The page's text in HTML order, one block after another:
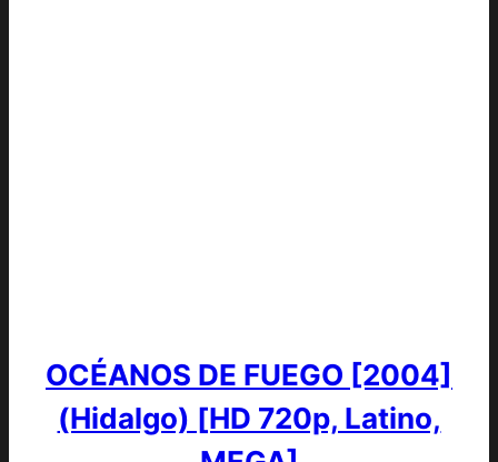
OCÉANOS DE FUEGO [2004]
(Hidalgo) [HD 720p, Latino,